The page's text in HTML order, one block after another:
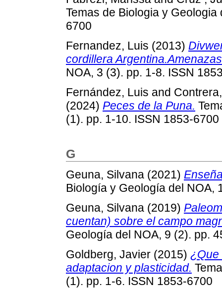
Temas de Biologia y
6700
Fernandez, Luis (2013)
cordillera
NOA, 3 (3). pp. 1-8. ISSN
Fernández, Luis and
(2024) Peces de la Puna.
(1). pp. 1-10. ISSN 1853-6700
G
Geuna, Silvana (2021)
Biología y Geología del NOA,
Geuna, Silvana (2019)
cuentan) sobre el campo
Geología del NOA, 9 (2). pp.
Goldberg, Javier (2015) ¿Que
adaptacion y plasticidad.
(1). pp. 1-6. ISSN 1853-6700